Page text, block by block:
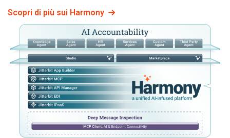
Scopri di più sui Harmony